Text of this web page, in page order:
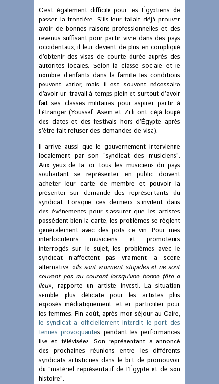
C’est également difficile pour les Égyptiens de
passer la frontière. S’ils leur fallait déjà prouver
avoir de bonnes raisons professionnelles et des
revenus suffisant pour partir vivre dans des pays
occidentaux, il leur devient de plus en compliqué
d’obtenir des visas de courte durée auprès des
autorités locales. Selon la classe sociale et le
nombre d’enfants dans la famille les conditions
peuvent varier, mais il est souvent nécessaire
d’avoir un travail à temps plein et surtout d’avoir
fait ses classes militaires pour aspirer partir à
l’étranger (Youssef, Asem et Zuli ont déjà loupé
des dates et des festivals hors d’Égypte après
s’être fait refuser des demandes de visa).
Il arrive aussi que le gouvernement intervienne
localement par son “syndicat des musiciens”.
Aux yeux de la loi, tous les musiciens du pays
souhaitant se représenter en public doivent
acheter leur carte de membre et pouvoir la
présenter sur demande des représentants du
syndicat. Lorsque ces derniers s’invitent dans
des événements pour s’assurer que les artistes
possèdent bien la carte, les problèmes se règlent
généralement avec des pots de vin. Pour mes
interlocuteurs musiciens et promoteurs
interrogés sur le sujet, les problèmes avec le
syndicat n’affectent pas vraiment la scène
alternative. «Ils sont vraiment stupides et ne sont
souvent pas au courant lorsqu’une bonne fête a
lieu», rapporte un artiste investi. La situation
semble plus délicate pour les artistes plus
exposés médiatiquement, et en particulier pour
les femmes. Fin août, après mon séjour au Caire,
le syndicat a officiellement interdit le port des
tenues provoquantes pendant les performances
live et télévisées. Son représentant a annoncé
des prochaines réunions entre les différents
syndicats artistiques dans le but de promouvoir
du “matériel représentatif de l’Égypte et de son
histoire”.